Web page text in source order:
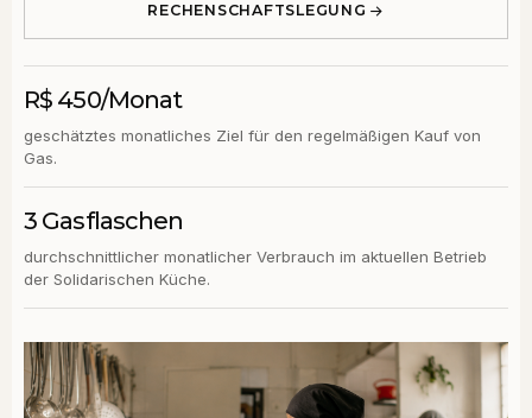
RECHENSCHAFTSLEGUNG
R$ 450/Monat
geschätztes monatliches Ziel für den regelmäßigen Kauf von
Gas.
3 Gasflaschen
durchschnittlicher monatlicher Verbrauch im aktuellen Betrieb
der Solidarischen Küche.